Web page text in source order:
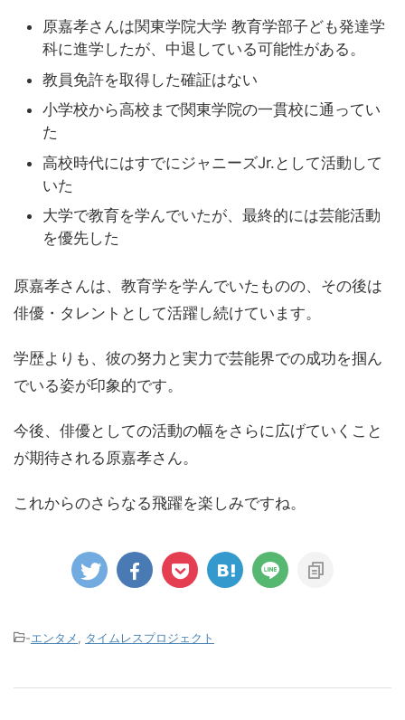
原嘉孝さんは関東学院大学 教育学部子ども発達学
科に進学したが、中退している可能性がある。
教員免許を取得した確証はない
小学校から高校まで関東学院の一貫校に通ってい
た
高校時代にはすでにジャニーズJr.として活動して
いた
大学で教育を学んでいたが、最終的には芸能活動
を優先した
原嘉孝さんは、教育学を学んでいたものの、その後は
俳優・タレントとして活躍し続けています。
学歴よりも、彼の努力と実力で芸能界での成功を掴ん
でいる姿が印象的です。
今後、俳優としての活動の幅をさらに広げていくこと
が期待される原嘉孝さん。
これからのさらなる飛躍を楽しみですね。
-エンタメ タイムレスプロジェクト